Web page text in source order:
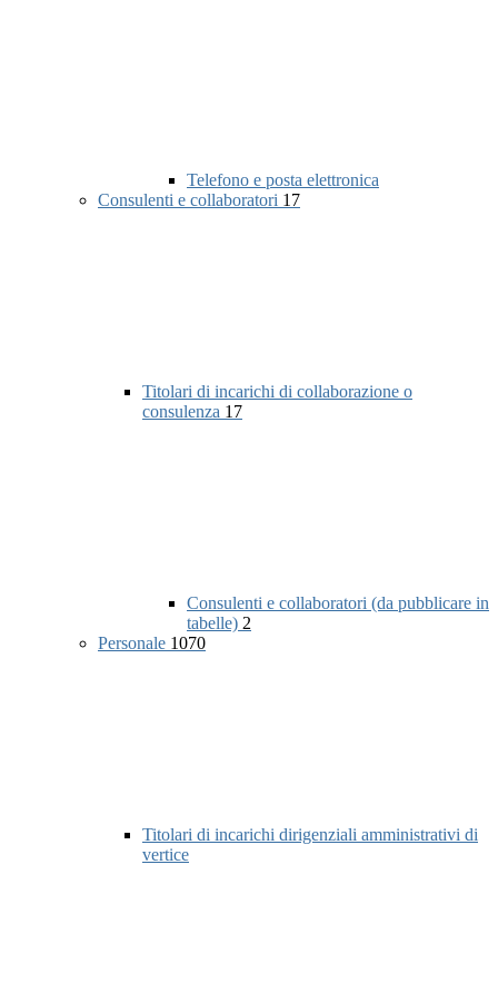
Telefono e posta elettronica
Consulenti e collaboratori 17
Titolari di incarichi di collaborazione o
consulenza 17
Consulenti e collaboratori (da pubblicare in
tabelle) 2
Personale 1070
Titolari di incarichi dirigenziali amministrativi di
vertice